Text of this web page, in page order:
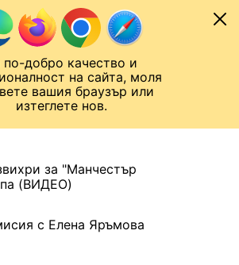
по-добро качество и
на сайта, моля
вашия браузър или
изтеглете нов.
за "Манчестър
(ВИДЕО)
с Елена Яръмова